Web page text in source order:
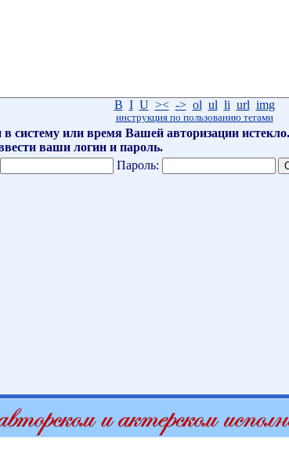
B I U >< -> ol ul li url img
инструкция по пользованию тегами
систему или время Вашей авторизации истекло.
ваши логин и пароль.
Пароль: